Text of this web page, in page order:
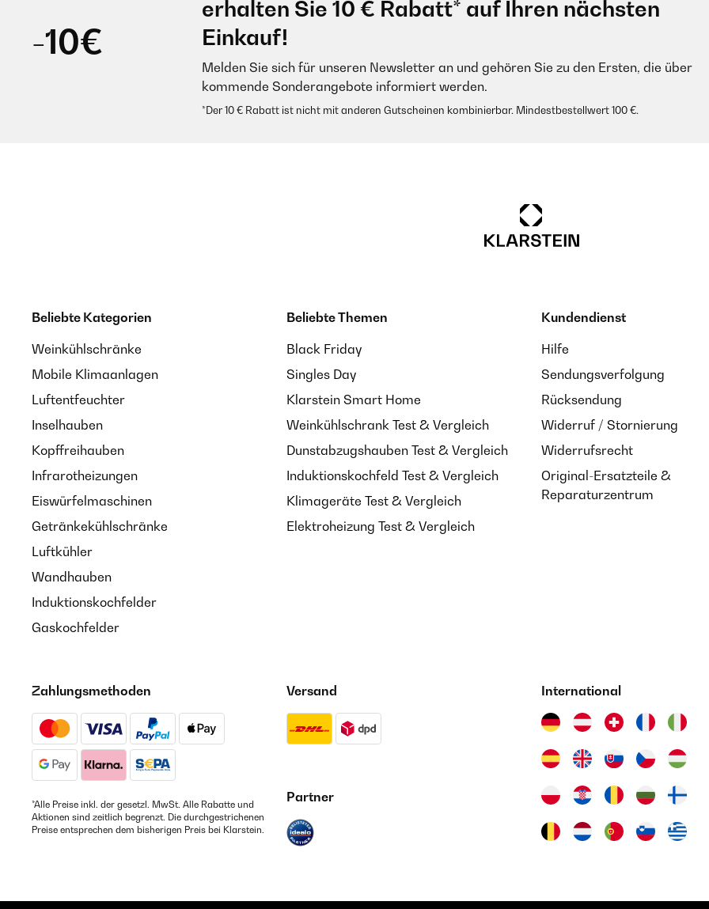
-10€
erhalten Sie 10 € Rabatt* auf Ihren nächsten
Einkauf!
Melden Sie sich für unseren Newsletter an und gehören Sie zu den Ersten, die über
kommende Sonderangebote informiert werden.
*Der 10 € Rabatt ist nicht mit anderen Gutscheinen kombinierbar. Mindestbestellwert 100 €.
Beliebte Kategorien
Weinkühlschränke
Mobile Klimaanlagen
Luftentfeuchter
Inselhauben
Kopffreihauben
Infrarotheizungen
Eiswürfelmaschinen
Getränkekühlschränke
Luftkühler
Wandhauben
Induktionskochfelder
Gaskochfelder
Beliebte Themen
Black Friday
Singles Day
Klarstein Smart Home
Weinkühlschrank Test & Vergleich
Dunstabzugshauben Test & Vergleich
Induktionskochfeld Test & Vergleich
Klimageräte Test & Vergleich
Elektroheizung Test & Vergleich
Kundendienst
Hilfe
Sendungsverfolgung
Rücksendung
Widerruf / Stornierung
Widerrufsrecht
Original-Ersatzteile &
Reparaturzentrum
Zahlungsmethoden
*Alle Preise inkl. der gesetzl. MwSt. Alle Rabatte und
Aktionen sind zeitlich begrenzt. Die durchgestrichenen
Preise entsprechen dem bisherigen Preis bei Klarstein.
Versand
Partner
International